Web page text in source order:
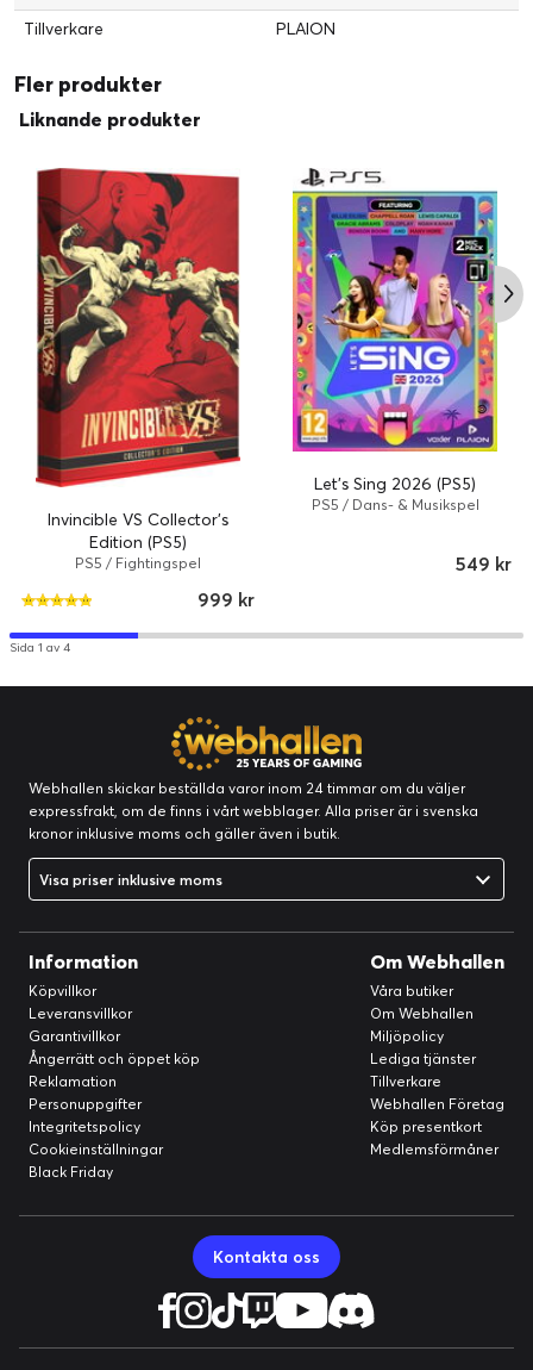
Tillverkare
PLAION
Fler produkter
Liknande produkter
Invincible VS Collector's
Edition (PS5)
PS5 / Fightingspel
999 kr
Let's Sing 2026 (PS5)
PS5 / Dans- & Musikspel
549 kr
Sida 1 av 4
Webhallen skickar beställda varor inom 24 timmar om du väljer
expressfrakt, om de finns i vårt webblager. Alla priser är i svenska
kronor inklusive moms och gäller även i butik.
Visa priser inklusive moms
Information
Köpvillkor
Leveransvillkor
Garantivillkor
Ångerrätt och öppet köp
Reklamation
Personuppgifter
Integritetspolicy
Cookieinställningar
Black Friday
Om Webhallen
Våra butiker
Om Webhallen
Miljöpolicy
Lediga tjänster
Tillverkare
Webhallen Företag
Köp presentkort
Medlemsförmåner
Kontakta oss